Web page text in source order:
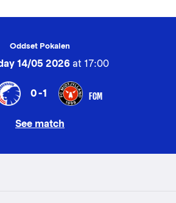
Oddset Pokalen
14/05 2026 at 17:00
0-1 FCM
See match